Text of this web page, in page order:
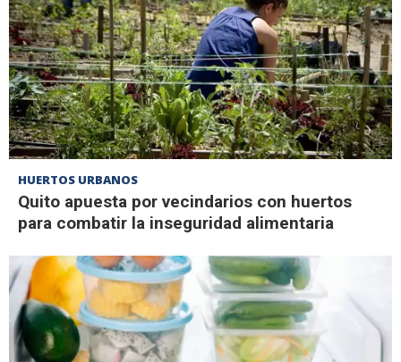
HUERTOS URBANOS
Quito apuesta por vecindarios con huertos
para combatir la inseguridad alimentaria